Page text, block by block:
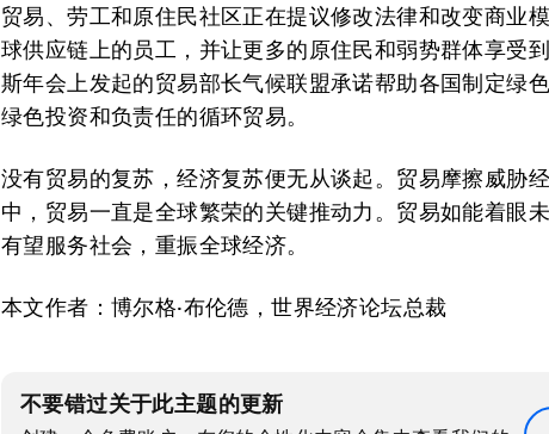
贸易、劳工和原住民社区正在提议修改法律和改变商业
球供应链上的员工，并让更多的原住民和弱势群体享受
斯年会上发起的贸易部长气候联盟承诺帮助各国制定绿
绿色投资和负责任的循环贸易。
没有贸易的复苏，经济复苏便无从谈起。贸易摩擦威胁
中，贸易一直是全球繁荣的关键推动力。贸易如能着眼
有望服务社会，重振全球经济。
本文作者：博尔格·布伦德，世界经济论坛总裁
不要错过关于此主题的更新